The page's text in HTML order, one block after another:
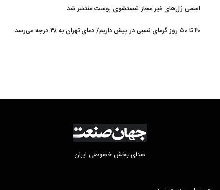
اسامی ژل‌های غیر مجاز شستشوی پوست منتشر شد
۴۰ تا ۵۰ روز گرمای نسبی در پیش داریم/ دمای تهران به ۳۸ درجه می‌رسد
صدای بخش خصوصی ایران